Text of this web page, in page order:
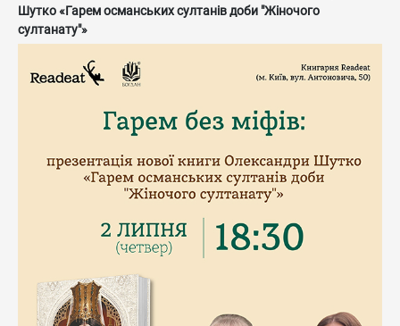
Шутко «Гарем османських султанів доби "Жіночого
султанату"»